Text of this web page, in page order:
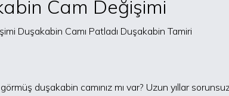
Cam Değişimi
duşakabin camınız mı var? Uzun yıllar